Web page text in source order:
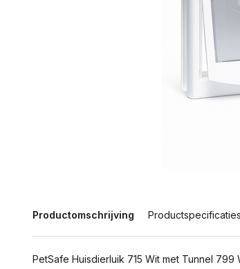
Productomschrijving Productspecificaties
PetSafe Huisdierluik 715 Wit met Tunnel